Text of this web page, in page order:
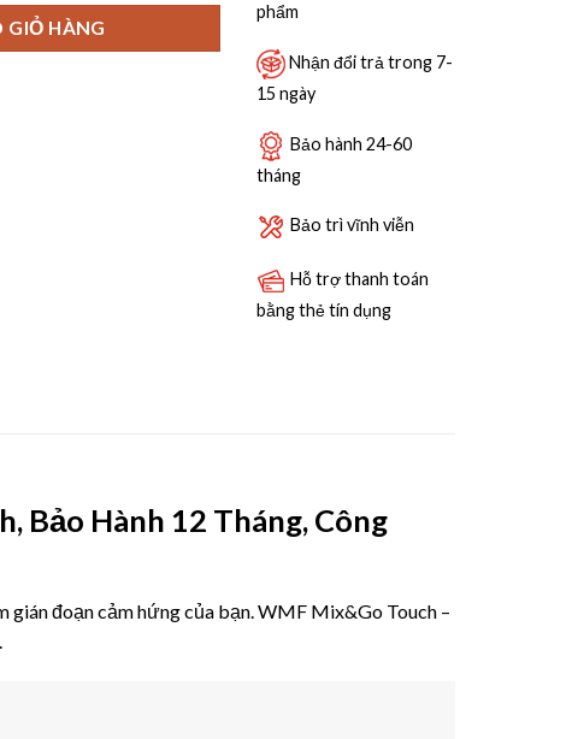
GIỎ HÀNG
phẩm
Nhận đổi trả trong 7-
15 ngày
Bảo hành 24-60
tháng
Bảo trì vĩnh viễn
Hỗ trợ thanh toán
bằng thẻ tín dụng
Bảo Hành 12 Tháng, Công
đoạn cảm hứng của bạn. WMF Mix&Go Touch –